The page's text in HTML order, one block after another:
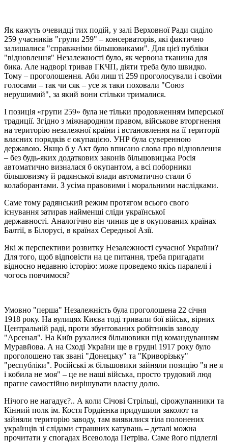
Як кажуть очевидці тих подій, у залі Верховної Ради сиділо
259 учасників "групи 259" – консерваторів, які фактично
залишалися "справжніми більшовиками". Для цієї публіки
"відновлення" Незалежності було, як червона тканина для
бика. Але надворі тривав ГКЧП, діяти треба було швидко.
Тому – проголошення. Аби лиш ті 259 проголосували і своїми
голосами – так чи сяк – усе ж таки поховали "Союз
нерушимий", за який вони стільки трималися.
І позиція «групи 259» була не тільки продовженням імперської
традиції. Згідно з міжнародним правом, військове вторгнення
на територію незалежної країни і встановлення на її території
власних порядків є окупацією. УНР була суверенною
державою. Якщо б у Акт було вписано слова про відновлення
– без будь-яких додаткових законів більшовицька Росія
автоматично визналася б окупантом, а всі поборники
більшовизму й радянської влади автоматично стали б
колаборантами. З усіма правовими і моральними наслідками.
Саме тому радянський режим протягом всього свого
існування затирав найменші сліди української
державності. Аналогічно він чинив це в окупованих країнах
Балтії, в Білорусі, в країнах Середньої Азії.
Які ж перспективи розвитку Незалежності сучасної України?
Для того, щоб відповісти на це питання, треба пригадати
відносно недавню історію: може проведемо якісь паралелі і
чогось повчимося?
Умовно "перша" Незалежність була проголошена 22 січня
1918 року. На вулицях Києва тоді тривали бої військ, вірних
Центральній раді, проти збунтованих робітників заводу
"Арсенал". На Київ рухалися більшовики під командуванням
Муравйова. А на Сході України ще в грудні 1917 року було
проголошено так звані "Донецьку" та "Криворізьку"
"республіки". Російські ж більшовики зайняли позицію "я не я
і кобила не моя" – це не наші війська, просто трудовий люд
прагне самостійно вирішувати власну долю.
Нічого не нагадує?.. А коли Січові Стрільці, сірожупанники та
Кінний полк ім. Костя Гордієнка придушили заколот та
зайняли територію заводу, там виявилися тіла полонених
українців зі слідами страшних катувань – деталі можна
прочитати у спогадах Всеволода Петріва. Саме його підлеглі